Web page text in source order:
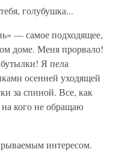
голубушка...
— самое подходящее,
доме. Меня прорвало!
Я пела
осенней уходящей
за спиной. Все, как
кого не обращаю
интересом.